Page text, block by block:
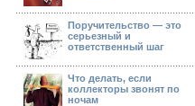
Поручительство — это
серьезный и
ответственный шаг
Что делать, если
коллекторы звонят по
ночам